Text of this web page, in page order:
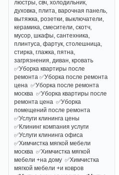
люстры, свч, холодильник,
духовка, плита, варочная панель,
вытяжка, розетки, выключатели,
керамика, смесители, скотч,
мусор, шкафы, сантехника,
плинтуса, фартук, столешница,
стирка, глажка, пятна,
загрязнения, диван, кровать
✅Уборка квартиры после
ремонта ✅Уборка после ремонта
цена ✅Уборка после ремонта
москва ✅Уборка квартиры после
ремонта цена ✅Уборка
помещений после ремонта
✅Услуги клининга цены
✅Клининг компания услуги
✅Услуги клининга офиса
✅Химчистка мягкой мебели
москва ✅Химчистка мягкой
мебели +на дому ✅Химчистка
мягкой мебели +и ковров